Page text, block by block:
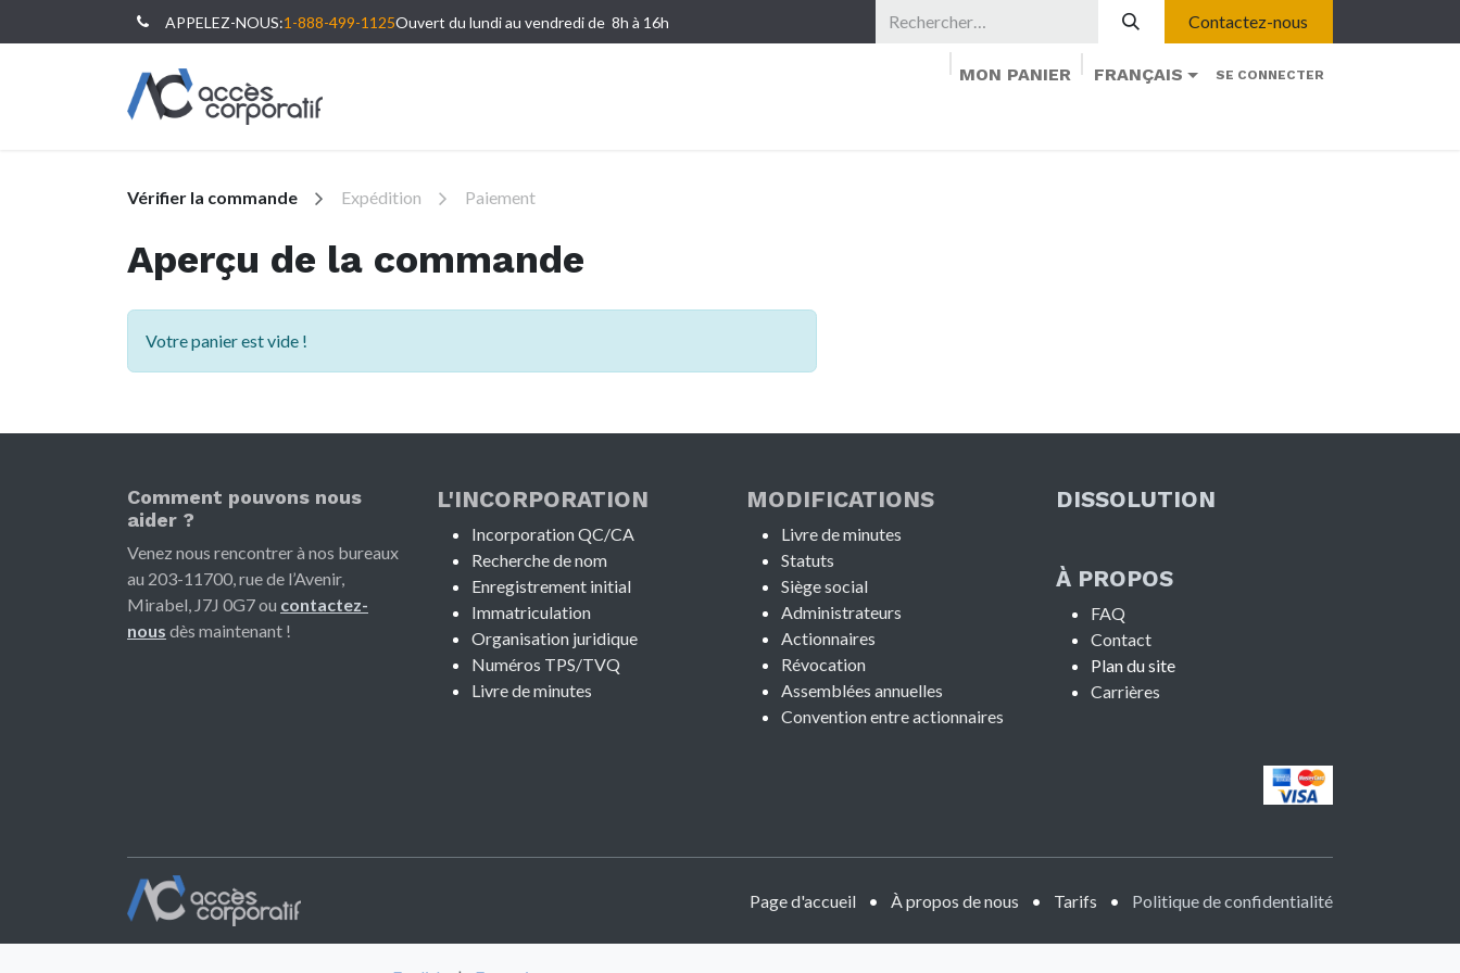
APPELEZ-NOUS:1-888-499-1125Ouvert du lundi au vendredi de 8h à 16h Contactez-nous
MON PANIER FRANÇAIS SE CONNECTER
Vérifier la commande Expédition Paiement
Aperçu de la commande
Votre panier est vide !
Comment pouvons nous
aider ?
Venez nous rencontrer à nos bureaux
au 203-11700, rue de l’Avenir,
Mirabel, J7J 0G7 ou contactez-
nous dès maintenant !
L'INCORPORATION
Incorporation QC/CA
Recherche de nom
Enregistrement initial
Immatriculation
Organisation juridique
Numéros TPS/TVQ
Livre de minutes
MODIFICATIONS
Livre de minutes
​Statuts
​Siège social
Administrateurs
Actionnair​​es
Révocation
Assemblées annuelles
Convention entre actionnaires
DISSOLUTION
À PROPOS
FAQ
Contact​
Plan du site
Carrières
Page d'accueil • À propos de nous • Tarifs • Politiquede confidentialité